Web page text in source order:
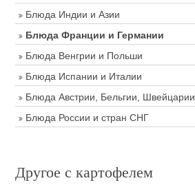
Блюда Индии и Азии
Блюда Франции и Германии
Блюда Венгрии и Польши
Блюда Испании и Италии
Блюда Австрии, Бельгии, Швейцарии
Блюда России и стран СНГ
Другое с картофелем